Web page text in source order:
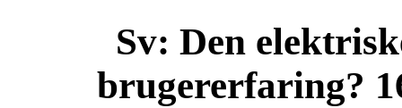
Sv: Den
brugererfaring?